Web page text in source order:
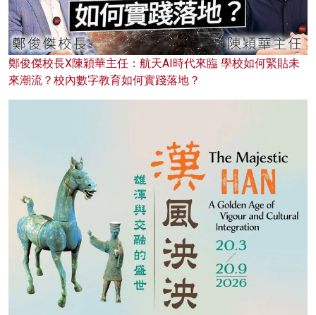
鄭俊傑校長X陳穎華主任：航天AI時代來臨 學校如何緊貼未
來潮流？校內數字教育如何實踐落地？